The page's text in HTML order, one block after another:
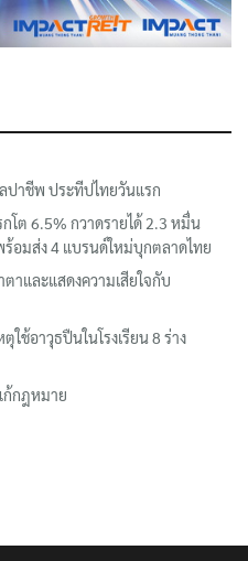
ปาชีพ ประทีปไทยวันแรก
โต 6.5% กวาดรายได้ 2.3 หมื่น
ร้อมส่ง 4 แบรนด์ใหม่บุกตลาดไทย
าและแสดงความเสียใจกับ
ใช้อาวุธปืนในโรงเรียน 8 ร่าง
ก้กฎหมาย